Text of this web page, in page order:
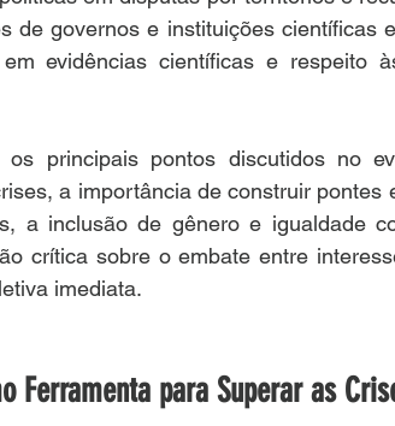
de governos e instituições científicas
evidências científicas e respeito
os principais pontos discutidos no
a importância de construir pontes
a inclusão de gênero e igualdade
crítica sobre o embate entre
imediata.
para Superar as